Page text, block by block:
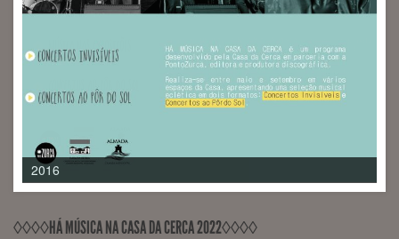
2017
◊◊◊◊HÁ MÚSICA NA CASA DA CERCA 2022◊◊◊◊